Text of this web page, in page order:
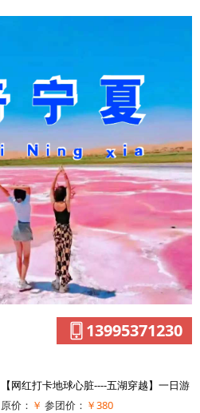
13995371230
【网红打卡地球心脏----五湖穿越】一日游
原价： ￥ 参团价： ￥380